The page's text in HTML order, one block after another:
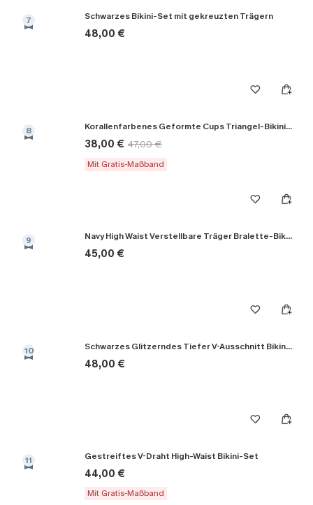
7 Schwarzes Bikini-Set mit gekreuzten Trägern
48,00 €
8 Korallenfarbenes Geformte Cups Triangel-Bikini-Set
38,00 € 47,00 €
Mit Gratis-Maßband
9 Navy High Waist Verstellbare Träger Bralette-Bikini-Set
45,00 €
10 Schwarzes Glitzerndes Tiefer V-Ausschnitt Bikini-Set
48,00 €
11 Gestreiftes V-Draht High-Waist Bikini-Set
44,00 €
Mit Gratis-Maßband